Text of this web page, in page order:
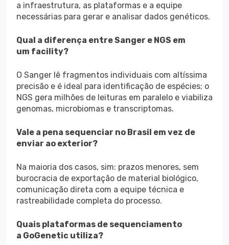
a infraestrutura, as plataformas e a equipe
necessárias para gerar e analisar dados genéticos.
Qual a diferença entre Sanger e NGS em
um facility?
O Sanger lê fragmentos individuais com altíssima
precisão e é ideal para identificação de espécies; o
NGS gera milhões de leituras em paralelo e viabiliza
genomas, microbiomas e transcriptomas.
Vale a pena sequenciar no Brasil em vez de
enviar ao exterior?
Na maioria dos casos, sim: prazos menores, sem
burocracia de exportação de material biológico,
comunicação direta com a equipe técnica e
rastreabilidade completa do processo.
Quais plataformas de sequenciamento
a GoGenetic utiliza?